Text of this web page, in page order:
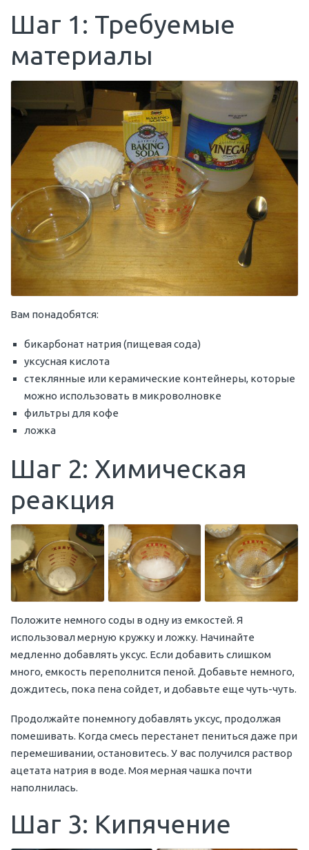
Шаг 1: Требуемые
материалы
Вам понадобятся:
бикарбонат натрия (пищевая сода)
уксусная кислота
стеклянные или керамические контейнеры, которые
можно использовать в микроволновке
фильтры для кофе
ложка
Шаг 2: Химическая
реакция
Положите немного соды в одну из емкостей. Я
использовал мерную кружку и ложку. Начинайте
медленно добавлять уксус. Если добавить слишком
много, емкость переполнится пеной. Добавьте немного,
дождитесь, пока пена сойдет, и добавьте еще чуть-чуть.
Продолжайте понемногу добавлять уксус, продолжая
помешивать. Когда смесь перестанет пениться даже при
перемешивании, остановитесь. У вас получился раствор
ацетата натрия в воде. Моя мерная чашка почти
наполнилась.
Шаг 3: Кипячение